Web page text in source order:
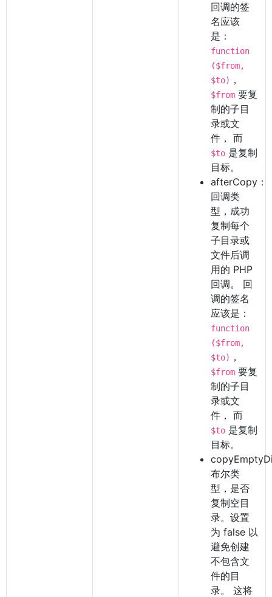
回调的签
名应该
是：
function
($from,
$to) ，
$from 要复
制的子目
录或文
件， 而
$to 是复制
目标。
afterCopy：
回调类
型，成功
复制每个
子目录或
文件后调
用的 PHP
回调。 回
调的签名
应该是：
function
($from,
$to) ，
$from 要复
制的子目
录或文
件， 而
$to 是复制
目标。
布尔类
型，是否
复制空目
录。设置
为 false 以
避免创建
不包含文
件的目
录。 这将